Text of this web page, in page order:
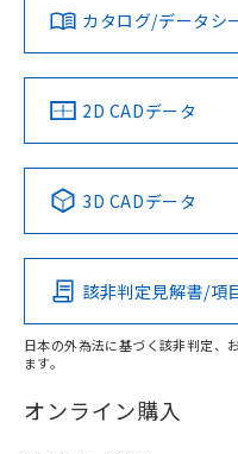
みください。
ソフトウェアの使用条件
対応済み
中国 RoHS 注意事項・
Pb Hg
O
在庫等で未対応品が混在
カタログ/データシ
2D CADデータ
3D CADデータ
該非判定見解書/項
日本の外為法に基づく該非判定、
ます。
オンライン購入